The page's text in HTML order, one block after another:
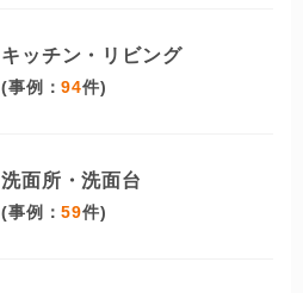
キッチン・リビング
(事例：94件)
洗面所・洗面台
(事例：59件)